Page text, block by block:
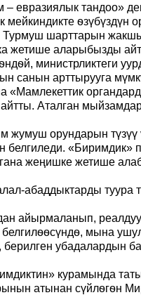
евразиялык тандоо»
шарттарын
жетише аларыбызды
министрликтеги
санын арттырууга
Аталган
орундарын түзүү
жеңишке жетише
абаддыктарды
айырмаланып,
мына
убадалардын
курамында
атынан сүйлѳгѳн